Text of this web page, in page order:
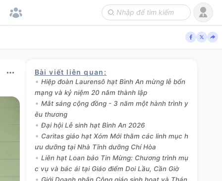
Bài viết liên quan :
Hiệp đoàn Laurensô hạt Bình An mừng lễ bổn
mạng và kỷ niệm 20 năm thành lập
Mắt sáng cộng đồng - 3 năm một hành trình y
êu thương
Đại hội Lễ sinh hạt Bình An 2026
Caritas giáo hạt Xóm Mới thăm các linh mục h
ưu dưỡng tại Nhà Tĩnh dưỡng Chí Hòa
Liên hạt Loan báo Tin Mừng: Chương trình mụ
c vụ và bác ái tại Giáo điểm Doi Lầu, Cần Giờ
Giới Doanh nhân Công giáo sinh hoạt và Thán